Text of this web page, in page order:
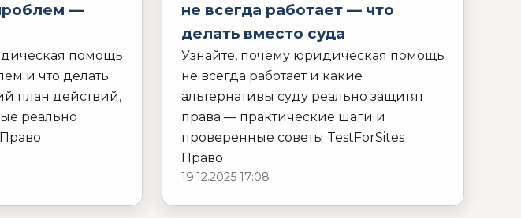
—
помощь
и что делать
план действий,
реально
не всегда работает — что
делать вместо суда
Узнайте, почему юридическая помощь
не всегда работает и какие
альтернативы суду реально защитят
права — практические шаги и
проверенные советы TestForSites
Право
19.12.2025 17:08